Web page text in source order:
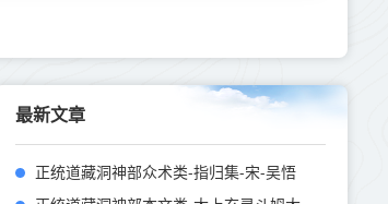
最新文章
正统道藏洞神部众术类-指归集-宋-吴悟